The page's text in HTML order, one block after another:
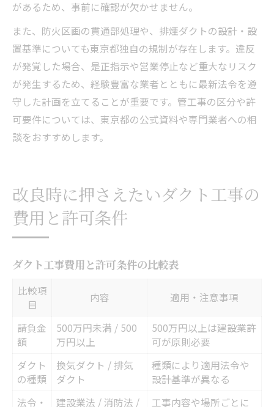
があるため、事前に確認が欠かせません。
また、防火区画の貫通部処理や、排煙ダクトの設計・設
置基準についても東京都独自の規制が存在します。違反
が発覚した場合、是正指示や営業停止など重大なリスク
が発生するため、経験豊富な業者とともに最新法令を遵
守した計画を立てることが重要です。管工事の区分や許
可要件については、東京都の公式資料や専門業者への相
談をおすすめします。
改良時に押さえたいダクト工事の
費用と許可条件
ダクト工事費用と許可条件の比較表
比較項
目
内容 適用・注意事項
請負金
額
500万円未満 / 500
万円以上
500万円以上は建設業許
可が原則必要
ダクト
の種類
換気ダクト / 排気
ダクト
種類により適用法令や
設計基準が異なる
法令・
建設業法 / 消防法 /
工事内容や場所ごとに